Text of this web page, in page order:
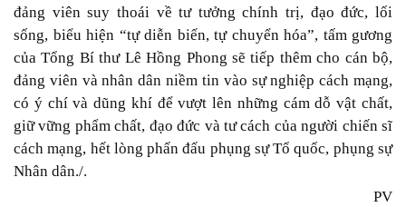
đảng viên suy thoái về tư tưởng chính trị, đạo đức, lối
sống, biểu hiện “tự diễn biến, tự chuyển hóa”, tấm gương
của Tổng Bí thư Lê Hồng Phong sẽ tiếp thêm cho cán bộ,
đảng viên và nhân dân niềm tin vào sự nghiệp cách mạng,
có ý chí và dũng khí để vượt lên những cám dỗ vật chất,
giữ vững phẩm chất, đạo đức và tư cách của người chiến sĩ
cách mạng, hết lòng phấn đấu phụng sự Tổ quốc, phụng sự
Nhân dân./.
PV